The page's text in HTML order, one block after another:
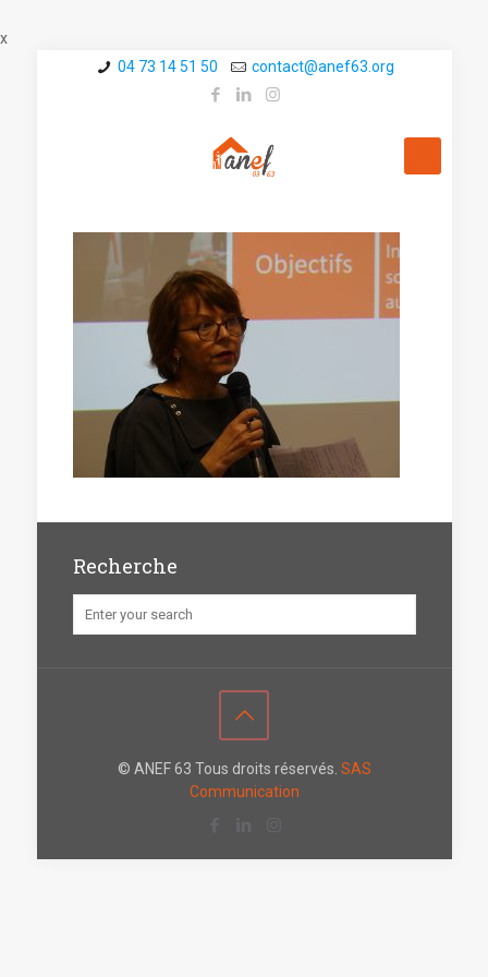
x
04 73 14 51 50
contact@a­nef63.org
Recherche
© ANEF 63 Tous droits réservés. SAS
Communication